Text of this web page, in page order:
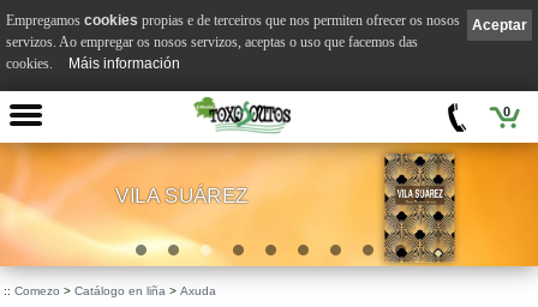
0
VILA SUÁREZ
:: Comezo > Catálogo en liña > Axuda
Aceptar
Empregamos cookies propias e de terceiros que nos permiten ofrecer os nosos
servizos. Ao empregar os nosos servizos, aceptas o uso que facemos das
cookies.
Máis información